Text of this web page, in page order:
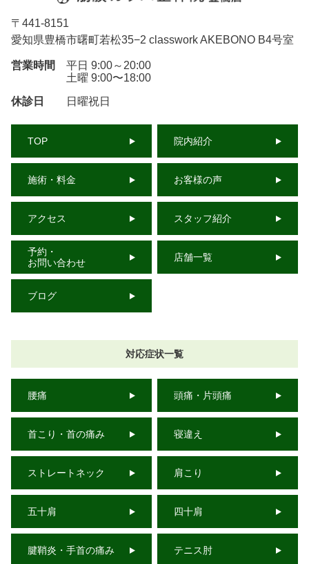
〒 441-8151
愛知県豊橋市曙町若松35−2 classwork AKEBONO B4号室
営業時間
平日 9:00～20:00
土曜 9:00〜18:00
休診日
日曜祝日
TOP 院内紹介
施術・料金 お客様の声
アクセス スタッフ紹介
予約・
お問い合わせ
店舗一覧
ブログ
対応症状一覧
腰痛 頭痛・片頭痛
首こり・首の痛み 寝違え
ストレートネック 肩こり
五十肩 四十肩
腱鞘炎・手首の痛み テニス肘